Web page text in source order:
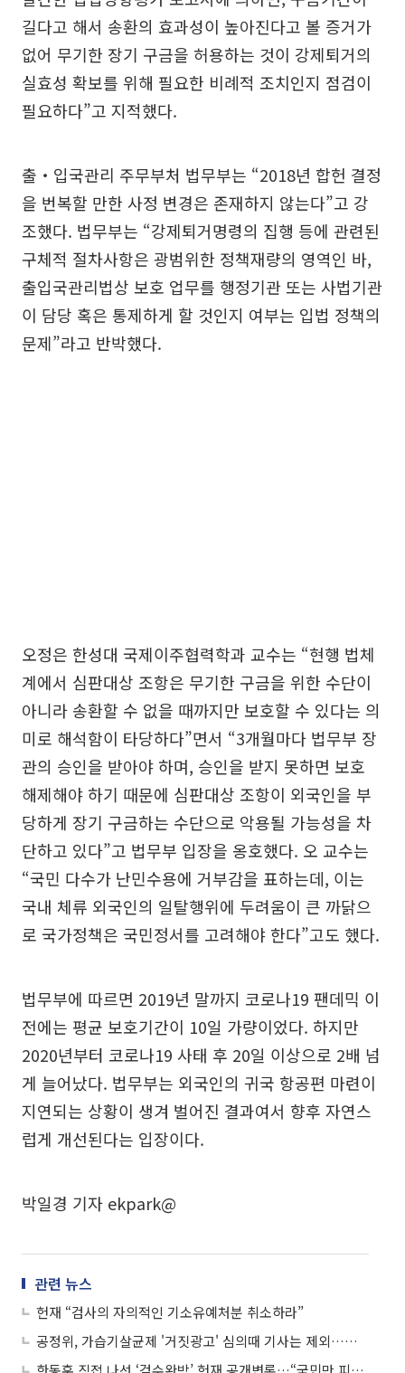
길다고 해서 송환의 효과성이 높아진다고 볼 증거가
없어 무기한 장기 구금을 허용하는 것이 강제퇴거의
실효성 확보를 위해 필요한 비례적 조치인지 점검이
필요하다”고 지적했다.
출‧입국관리 주무부처 법무부는 “2018년 합헌 결정
을 번복할 만한 사정 변경은 존재하지 않는다”고 강
조했다. 법무부는 “강제퇴거명령의 집행 등에 관련된
구체적 절차사항은 광범위한 정책재량의 영역인 바,
출입국관리법상 보호 업무를 행정기관 또는 사법기관
이 담당 혹은 통제하게 할 것인지 여부는 입법 정책의
문제”라고 반박했다.
오정은 한성대 국제이주협력학과 교수는 “현행 법체
계에서 심판대상 조항은 무기한 구금을 위한 수단이
아니라 송환할 수 없을 때까지만 보호할 수 있다는 의
미로 해석함이 타당하다”면서 “3개월마다 법무부 장
관의 승인을 받아야 하며, 승인을 받지 못하면 보호
해제해야 하기 때문에 심판대상 조항이 외국인을 부
당하게 장기 구금하는 수단으로 악용될 가능성을 차
단하고 있다”고 법무부 입장을 옹호했다. 오 교수는
“국민 다수가 난민수용에 거부감을 표하는데, 이는
국내 체류 외국인의 일탈행위에 두려움이 큰 까닭으
로 국가정책은 국민정서를 고려해야 한다”고도 했다.
법무부에 따르면 2019년 말까지 코로나19 팬데믹 이
전에는 평균 보호기간이 10일 가량이었다. 하지만
2020년부터 코로나19 사태 후 20일 이상으로 2배 넘
게 늘어났다. 법무부는 외국인의 귀국 항공편 마련이
지연되는 상황이 생겨 벌어진 결과여서 향후 자연스
럽게 개선된다는 입장이다.
박일경 기자 ekpark@
관련 뉴스
헌재 “검사의 자의적인 기소유예처분 취소하라”
공정위, 가습기살균제 '거짓광고' 심의때 기사는 제외…헌재 “위헌”